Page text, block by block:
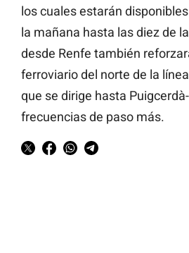
los cuales estarán
la mañana hasta las diez de
desde Renfe también
ferroviario del norte de la
que se dirige hasta
frecuencias de paso más.